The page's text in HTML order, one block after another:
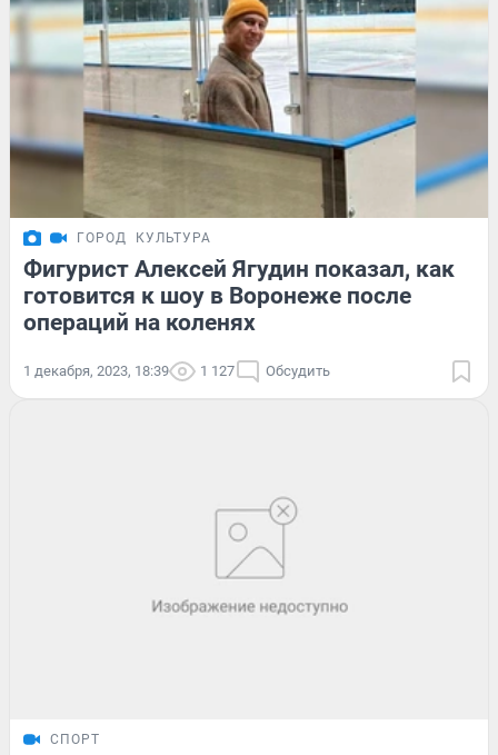
ГОРОД КУЛЬТУРА
Фигурист Алексей Ягудин показал, как
готовится к шоу в Воронеже после
операций на коленях
1 декабря, 2023, 18:39 1 127 Обсудить
СПОРТ